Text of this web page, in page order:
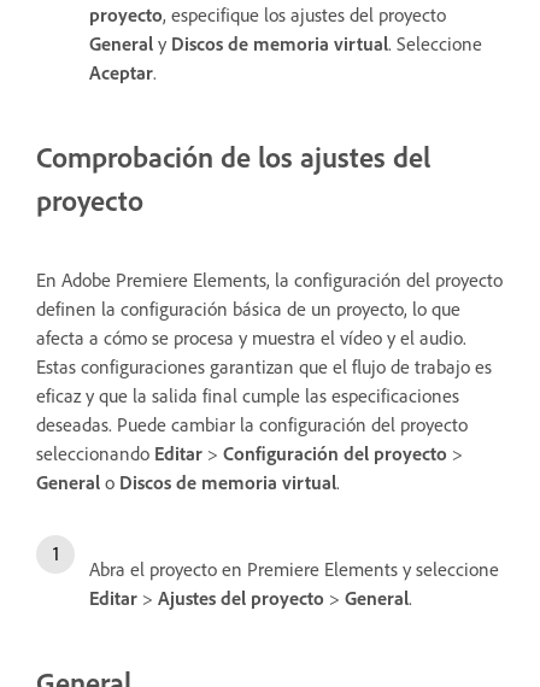
proyecto, especifique los ajustes del proyecto
General y Discos de memoria virtual. Seleccione
Aceptar.
Comprobación de los ajustes del
proyecto
En Adobe Premiere Elements, la configuración del proyecto
definen la configuración básica de un proyecto, lo que
afecta a cómo se procesa y muestra el vídeo y el audio.
Estas configuraciones garantizan que el flujo de trabajo es
eficaz y que la salida final cumple las especificaciones
deseadas. Puede cambiar la configuración del proyecto
seleccionando Editar > Configuración del proyecto >
General o Discos de memoria virtual.
Abra el proyecto en Premiere Elements y seleccione
Editar > Ajustes del proyecto > General.